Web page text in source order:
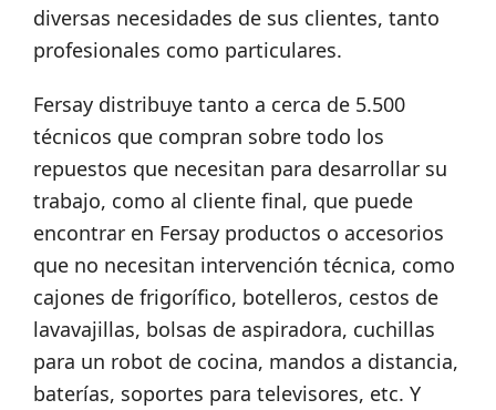
diversas necesidades de sus clientes, tanto
profesionales como particulares.
Fersay distribuye tanto a cerca de 5.500
técnicos que compran sobre todo los
repuestos que necesitan para desarrollar su
trabajo, como al cliente final, que puede
encontrar en Fersay productos o accesorios
que no necesitan intervención técnica, como
cajones de frigorífico, botelleros, cestos de
lavavajillas, bolsas de aspiradora, cuchillas
para un robot de cocina, mandos a distancia,
baterías, soportes para televisores, etc. Y